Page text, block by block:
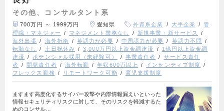
その他、コンサルタント系
700万円 ～ 1999万円 愛知県 外資系企業 大手企業
管
理職・マネジャー
マネジメント業務なし
新規事業・新サービス
海外出張
海外折衝 英語力が必要 中国語力が必要
英語力不問
転勤なし
土日祝休み 3,000万円以上資金調達済
1億円以上資金調
達済
ポテンシャル採用（未経験可） 事業責任者
サービス責任
者
開発責任者 海外転勤 年収600万以上
インセンティブ制度
フレックス勤務
リモートワーク可能 育児支援制度
ますます高度化するサイバー攻撃や内部情報漏えいといった
情報セキュリティリスクに対して、そのリスクを軽減するた
めのコンサル…